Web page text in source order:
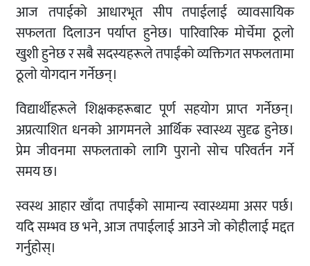
आज तपाईको आधारभूत सीप तपाईलाई व्यावसायिक
सफलता दिलाउन पर्याप्त हुनेछ। पारिवारिक मोर्चेमा ठूलो
खुशी हुनेछ र सबै सदस्यहरूले तपाईंको व्यक्तिगत सफलतामा
ठूलो योगदान गर्नेछन्।
विद्यार्थीहरूले शिक्षकहरूबाट पूर्ण सहयोग प्राप्त गर्नेछन्।
अप्रत्याशित धनको आगमनले आर्थिक स्वास्थ्य सुदृढ हुनेछ।
प्रेम जीवनमा सफलताको लागि पुरानो सोच परिवर्तन गर्ने
समय छ।
स्वस्थ आहार खाँदा तपाईंको सामान्य स्वास्थ्यमा असर पर्छ।
यदि सम्भव छ भने, आज तपाईलाई आउने जो कोहीलाई मद्दत
गर्नुहोस्।